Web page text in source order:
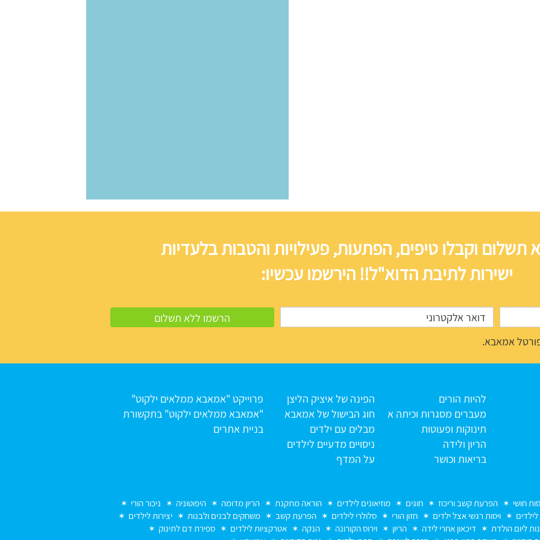
תשלום וקבלו טיפים, הפתעות, פעילויות והטבות בלעדיות
ישירות לתיבת הדוא"ל!! הירשמו עכשיו:
אמאבא.
להיות הורים
מעברים מסגרות וכיתה א
תינוקות ופעוטות
הריון ולידה
בריאות וכושר
הפינה של איציק הליצן
חוג הבישול של אמאבא
מבלים עם ילדים
ניסויים מדעיים לילדים
על המדף
פרוייקט "אמאבא ממלאים ילקוט"
"אמאבא ממלאים ילקוט" בתקשורת
בניית אתרים
חושי הפרעת קשב וריכוז חוגים מוזיאונים לילדים הוראה מתקנת הריון מדומה היפוטוניה
ניכור הורי
לילדים ויסות רגשי אצל ילדים חזון הורי סלולרי לילדים הפרעת קשב משחקים לבנים ולבנות
יצירות לילדים
ליום הולדת דיכאון אחרי לידה הריון וירוס הקורונה הנקה אטרקציות לילדים
ספירת דם לתינוק